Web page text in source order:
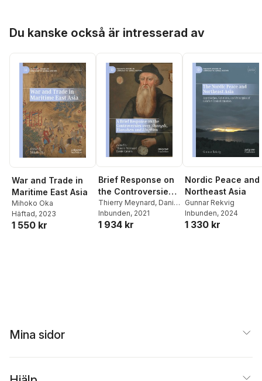
Du kanske också är intresserad av
War and Trade in
Maritime East Asia
Mihoko Oka
Häftad, 2023
1 550 kr
Brief Response on
the Controversies
over Shangdi,
Tianshen and
Linghun
Thierry Meynard, Daniel
Canaris
Inbunden, 2021
1 934 kr
Nordic Peace and
Northeast Asia
Gunnar Rekvig
Inbunden, 2024
1 330 kr
Mina sidor